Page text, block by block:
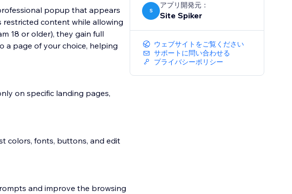
popup that appears
restricted content while allowing
18 or older), they gain full
a page of your choice, helping
on specific landing pages,
colors, fonts, buttons, and edit
and improve the browsing
S
アプリ開発元：
Site Spiker
ウェブサイトをご覧ください
サポートに問い合わせる
プライバシーポリシー